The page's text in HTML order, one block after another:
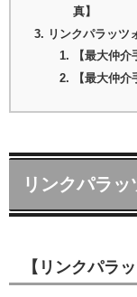
真】
リンクパラッツ
【最大仲
【最大仲
リンクパラ
【リンクパラ